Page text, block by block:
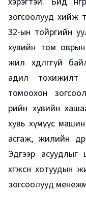
зогсоолууд хийж
32-ын тойргийн
хувийн том
жил хөдөлгөөгүй
адил тохижилт
томоохон
өөрийн хувийн
хувь хүмүүс
асгаж, жилийн
Эдгээр асуудлыг
хөгжсөн
зогсоолууд